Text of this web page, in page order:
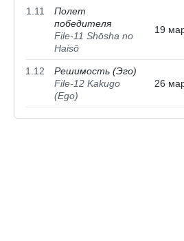
1.11
Полет
победителя
File-11 Shōsha no
Haisō
19
1.12
Решимость (Эго)
File-12 Kakugo
(Ego)
26